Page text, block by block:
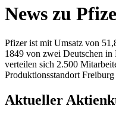
News zu
Pfizer ist mit Umsatz von
1849 von zwei Deutschen in
verteilen sich 2.500
Produktionsstandort
Aktueller